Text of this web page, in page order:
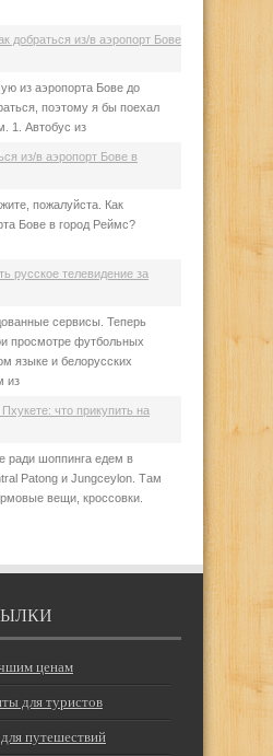
добраться из/в аэропорт Бове
из аэропорта Бове до
поэтому я бы поехал
1. Автобус из
из/в аэропорт Бове в
пожалуйста. Как
Бове в город Реймс?
русское телевидение за
сервисы. Теперь
просмотре футбольных
языке и белорусских
из
что прикупить на
ради шоппинга едем в
Patong и Jungceylon. Там
вещи, кроссовки.
ценам
для туристов
путешествий